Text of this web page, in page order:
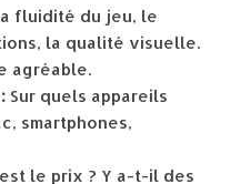
fluidité du jeu, le
la qualité visuelle.
agréable.
Sur quels appareils
smartphones,
le prix ? Y a-t-il des